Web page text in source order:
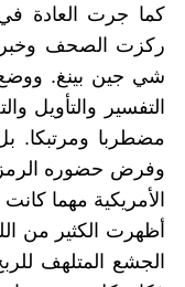
كما جرت العادة
ركزت الصحف
شي جين بينغ.
التفسير والتأويل
مضطربا ومرتبكا.
وفرض حضوره الرمزي
الأمريكية مهما
أظهرت الكثير من
الجشع المتلهف